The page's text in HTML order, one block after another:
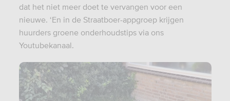
dat het niet meer doet te vervangen voor een
nieuwe. ‘En in de Straatboer-appgroep krijgen
huurders groene onderhoudstips via ons
Youtubekanaal.